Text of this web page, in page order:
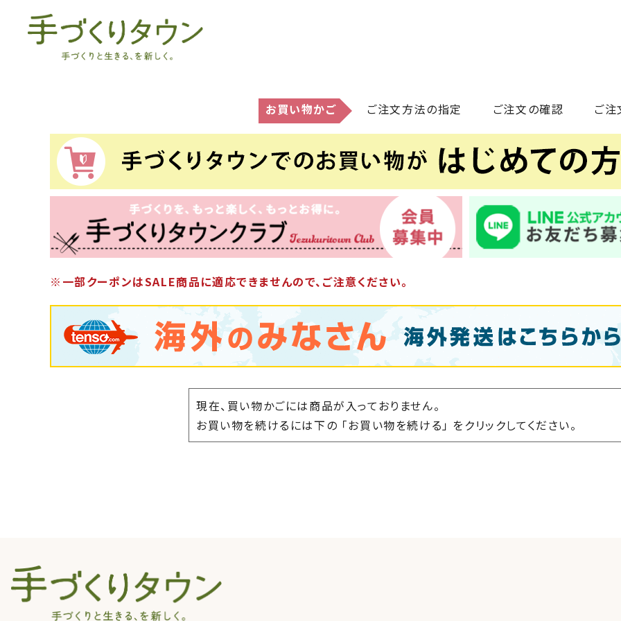
お買い物かご ご注文方法の指定 ご注文の確認 ご
※一部クーポンはSALE商品に適応できませんので、ご注意ください。
現在、買い物かごには商品が入っておりません。
お買い物を続けるには下の 「お買い物を続ける」 をクリックしてください。